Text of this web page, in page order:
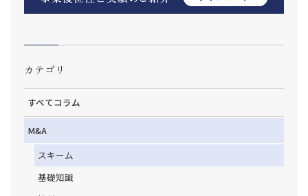
カテゴリ
すべてコラム
M&A
スキーム
基礎知識